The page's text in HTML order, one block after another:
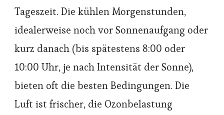
Tageszeit. Die kühlen Morgenstunden,
idealerweise noch vor Sonnenaufgang oder
kurz danach (bis spätestens 8:00 oder
10:00 Uhr, je nach Intensität der Sonne),
bieten oft die besten Bedingungen. Die
Luft ist frischer, die Ozonbelastung